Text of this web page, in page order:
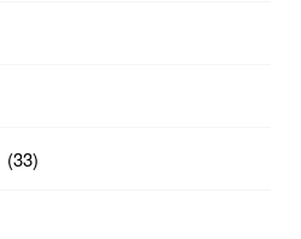
(33)